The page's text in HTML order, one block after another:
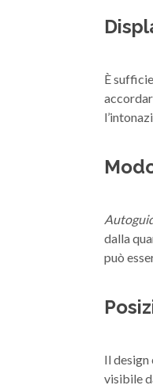
È
dalla
può
Il
visibile